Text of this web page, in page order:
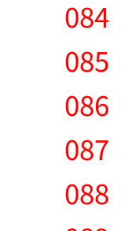
084
085
086
087
088